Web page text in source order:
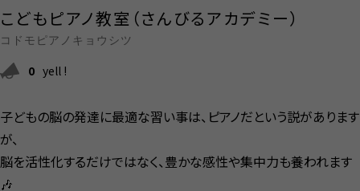
こどもピアノ教室（さんびるアカデミー）
コドモピアノキョウシツ
0 yell !
子どもの脳の発達に最適な習い事は、ピアノだという説があります
が、
脳を活性化するだけではなく、豊かな感性や集中力も養われます
🎶